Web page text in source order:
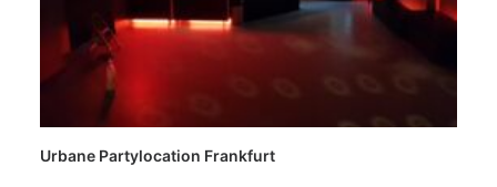
Urbane Partylocation Frankfurt